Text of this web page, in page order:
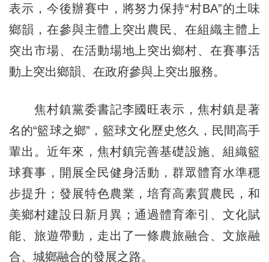
表示，今後辦賽中，將努力保持“村BA”的土味
鄉韻，在參與主體上突出農民、在組織主體上
突出市場、在活動場地上突出鄉村、在賽事活
動上突出鄉韻、在政府參與上突出服務。
焦村鎮黨委書記李國旺表示，焦村鎮是著
名的“籃球之鄉”，籃球文化歷史悠久，民間高手
輩出。近年來，焦村鎮完善基礎設施、組織籃
球賽事，開展全民健身活動，群眾體育水準穩
步提升；發展特色農業，培育高素質農民，和
美鄉村建設日新月異；通過體育牽引、文化賦
能、旅遊帶動，走出了一條農旅融合、文旅融
合、城鄉融合的發展之路。